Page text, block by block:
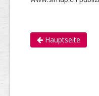
Hauptseite